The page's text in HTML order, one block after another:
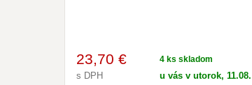
23,70 €
s DPH
4 ks skladom
u vás v utorok, 11.08.